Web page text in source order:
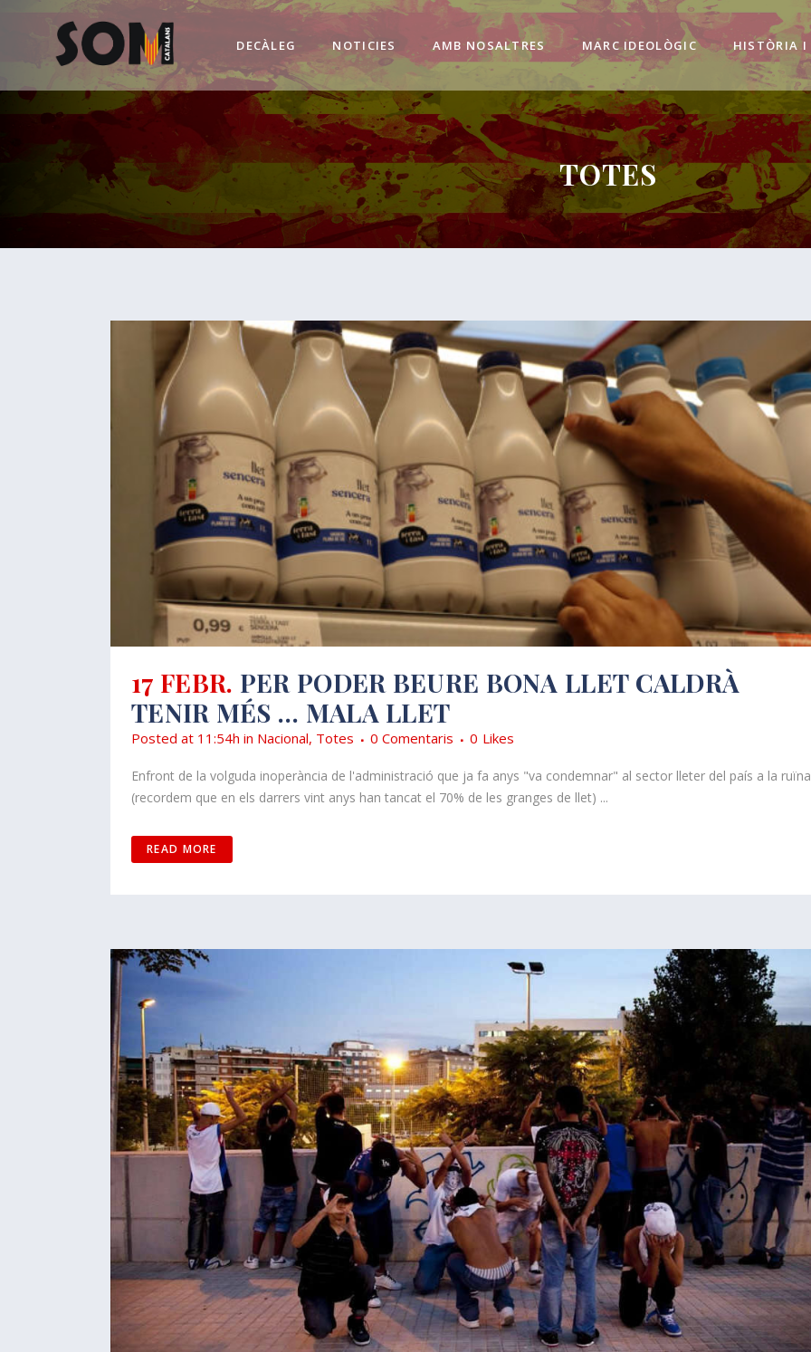
DECÀLEG NOTICIES AMB NOSALTRES MARC IDEOLÒGIC HISTÒRIA I
TOTES
17 FEBR. PER PODER BEURE BONA LLET CALDRÀ
TENIR MÉS … MALA LLET
Posted at 11:54h in Nacional, Totes 0 Comentaris 0 Likes
Enfront de la volguda inoperància de l'administració que ja fa anys "va condemnar" al sector lleter del país a la ruïna
(recordem que en els darrers vint anys han tancat el 70% de les granges de llet) ...
READ MORE